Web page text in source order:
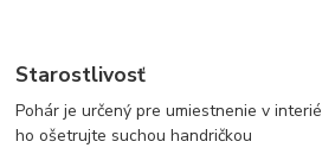
Starostlivosť
Pohár je určený pre umiestnenie v
ho ošetrujte suchou handričkou